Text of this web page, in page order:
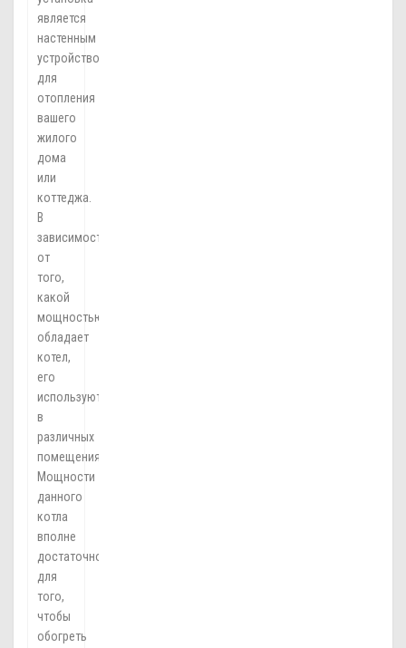
является
настенным
устройством
для
отопления
вашего
жилого
дома
или
коттеджа.
В
зависимости
от
того,
какой
мощностью
обладает
котел,
его
используют
в
различных
помещениях.
Мощности
данного
котла
вполне
достаточно
для
того,
чтобы
обогреть